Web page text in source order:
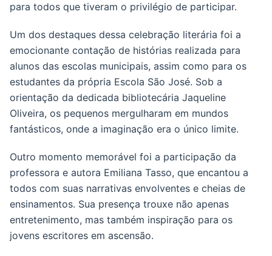
para todos que tiveram o privilégio de participar.
Um dos destaques dessa celebração literária foi a
emocionante contação de histórias realizada para
alunos das escolas municipais, assim como para os
estudantes da própria Escola São José. Sob a
orientação da dedicada bibliotecária Jaqueline
Oliveira, os pequenos mergulharam em mundos
fantásticos, onde a imaginação era o único limite.
Outro momento memorável foi a participação da
professora e autora Emiliana Tasso, que encantou a
todos com suas narrativas envolventes e cheias de
ensinamentos. Sua presença trouxe não apenas
entretenimento, mas também inspiração para os
jovens escritores em ascensão.